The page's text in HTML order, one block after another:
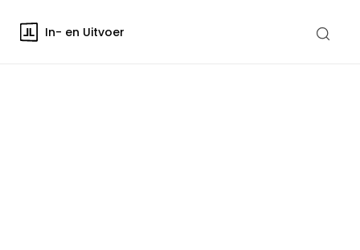
In- en Uitvoer